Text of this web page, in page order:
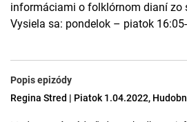
informáciami o folklórnom dianí zo
Vysiela sa: pondelok – piatok
Popis epizódy
Regina Stred | Piatok 1.04.2022,